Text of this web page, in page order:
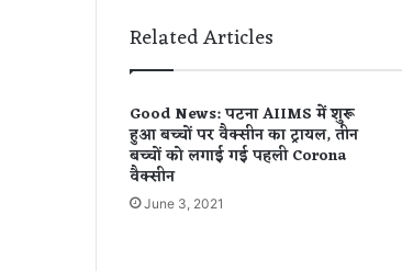
जो
क
सु
न
क
र
,
Related Articles
Good News: पटना AIIMS में शुरू
हुआ बच्चों पर वैक्सीन का ट्रायल, तीन
बच्चों को लगाई गई पहली Corona
वैक्सीन
June 3, 2021